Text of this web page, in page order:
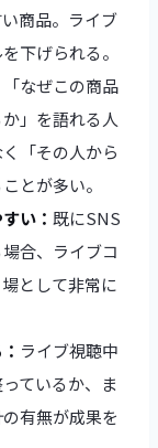
商品。ライブ
下げられる。
「なぜこの商品
」を語れる人
「その人から
とが多い。
い： 既にSNS
合、ライブコ
として非常に
ライブ視聴中
ているか、ま
有無が成果を